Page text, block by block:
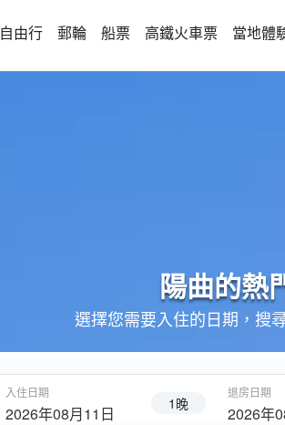
自由行 郵輪 船票 高鐵火車票 當地體
陽曲的熱
選擇您需要入住的日期，搜
入住日期
2026年08月11日 1晚
退房日期
2026年